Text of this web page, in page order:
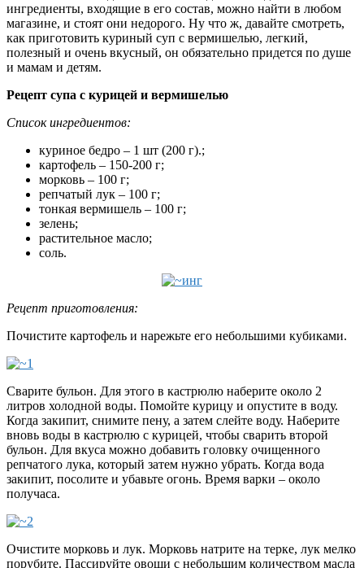
ингредиенты, входящие в его состав, можно найти в любом
магазине, и стоят они недорого. Ну что ж, давайте смотреть,
как приготовить куриный суп с вермишелью, легкий,
полезный и очень вкусный, он обязательно придется по душе
и мамам и детям.
Рецепт супа с курицей и вермишелью
Список ингредиентов:
куриное бедро – 1 шт (200 г).;
картофель – 150-200 г;
морковь – 100 г;
репчатый лук – 100 г;
тонкая вермишель – 100 г;
зелень;
растительное масло;
соль.
Рецепт приготовления:
Почистите картофель и нарежьте его небольшими кубиками.
Сварите бульон. Для этого в кастрюлю наберите около 2
литров холодной воды. Помойте курицу и опустите в воду.
Когда закипит, снимите пену, а затем слейте воду. Наберите
вновь воды в кастрюлю с курицей, чтобы сварить второй
бульон. Для вкуса можно добавить головку очищенного
репчатого лука, который затем нужно убрать. Когда вода
закипит, посолите и убавьте огонь. Время варки – около
получаса.
Очистите морковь и лук. Морковь натрите на терке, лук мелко
порубите. Пассируйте овощи с небольшим количеством масла